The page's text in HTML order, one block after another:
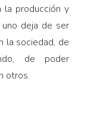
la producción y
deja de ser
la sociedad, de
de poder
otros.